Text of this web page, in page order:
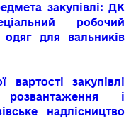
закупівлі: ДК
робочий
для вальників
вартості закупівлі
і
надлісництво